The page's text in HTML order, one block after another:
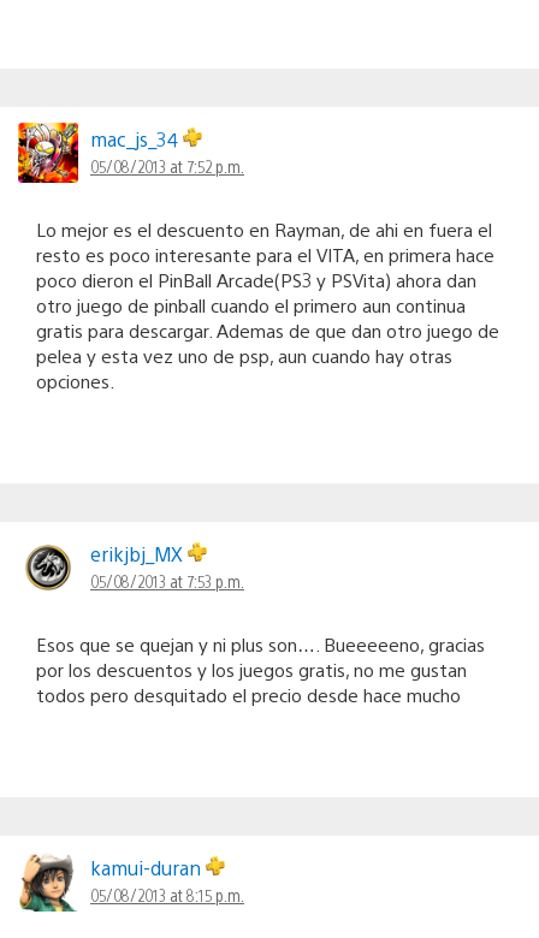
mac_js_34
05/08/2013 at 7:52 p.m.
Lo mejor es el descuento en Rayman, de ahi en fuera el
resto es poco interesante para el VITA, en primera hace
poco dieron el PinBall Arcade(PS3 y PSVita) ahora dan
otro juego de pinball cuando el primero aun continua
gratis para descargar. Ademas de que dan otro juego de
pelea y esta vez uno de psp, aun cuando hay otras
opciones.
erikjbj_MX
05/08/2013 at 7:53 p.m.
Esos que se quejan y ni plus son…. Bueeeeeno, gracias
por los descuentos y los juegos gratis, no me gustan
todos pero desquitado el precio desde hace mucho
kamui-duran
05/08/2013 at 8:15 p.m.